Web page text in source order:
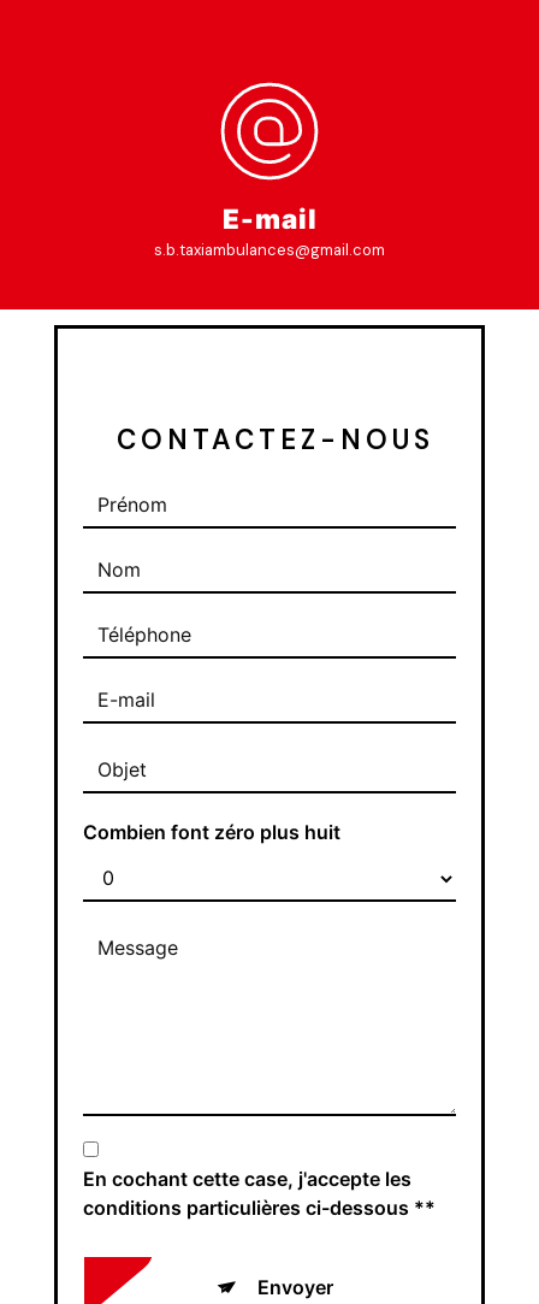
E-mail
s.b.taxiambulances@gmail.com
CONTACTEZ-NOUS
Combien font zéro plus huit
En cochant cette case, j'accepte les
conditions particulières ci-dessous **
Envoyer